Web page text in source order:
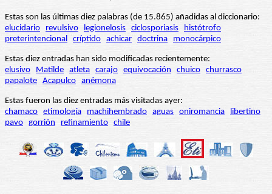
Estas son las últimas diez palabras (de 15.865) añadidas al diccionario:
elucidario
revulsivo legionelosis ciclosporiasis
histótrofo
preterintencional críptido achicar doctrina monocárpico
Estas diez entradas han sido modificadas recientemente:
elusivo
Matilde atleta carajo equivocación chuico churrasco
papalote Acapulco anémona
Estas fueron las diez entradas más visitadas ayer:
chamaco etimología machihembrado aguas oniromancia
libertino
pavo gorrión refinamiento chile